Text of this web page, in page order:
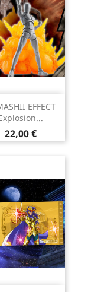
EFFECT
Prix
22,00 €